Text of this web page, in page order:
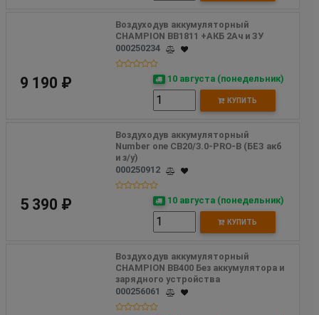
Воздуходув аккумуляторный
CHAMPION BB1811 +АКБ 2Ач и ЗУ
000250234
9 190 ₽ 10 августа (понедельник)
КУПИТЬ
Воздуходув аккумуляторный
Number one CB20/3.0-PRO-B (БЕЗ акб
и з/у)
000250912
5 390 ₽ 10 августа (понедельник)
КУПИТЬ
Воздуходув аккумуляторный
CHAMPION BB400 Без аккумулятора и
зарядного устройства
000256061